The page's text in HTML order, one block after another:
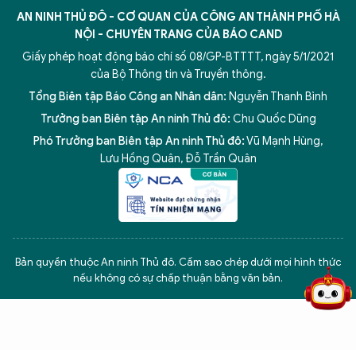
AN NINH THỦ ĐÔ - CƠ QUAN CỦA CÔNG AN THÀNH PHỐ HÀ
NỘI - CHUYÊN TRANG CỦA BÁO CAND
Giấy phép hoạt động báo chí số 08/GP-BTTTT, ngày 5/1/2021
của Bộ Thông tin và Truyền thông.
Tổng Biên tập Báo Công an Nhân dân: Nguyễn Thanh Bình
Trưởng ban Biên tập An ninh Thủ đô: Chu Quốc Dũng
Phó Trưởng ban Biên tập An ninh Thủ đô:Vũ Mạnh Hùng,
Lưu Hồng Quân, Đỗ Trần Quân
Bản quyền thuộc An ninh Thủ đô. Cấm sao chép dưới mọi hình thức
nếu không có sự chấp thuận bằng văn bản.
5 điểm nghẽn của Hà Nội giải pháp xử lý điểm nghẽn của